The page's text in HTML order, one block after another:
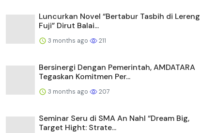
Luncurkan Novel “Bertabur Tasbih di Lereng
Fuji” Dirut Balai...
3 months ago 211
Bersinergi Dengan Pemerintah, AMDATARA
Tegaskan Komitmen Per...
3 months ago 207
Seminar Seru di SMA An Nahl “Dream Big,
Target Hight: Strate...